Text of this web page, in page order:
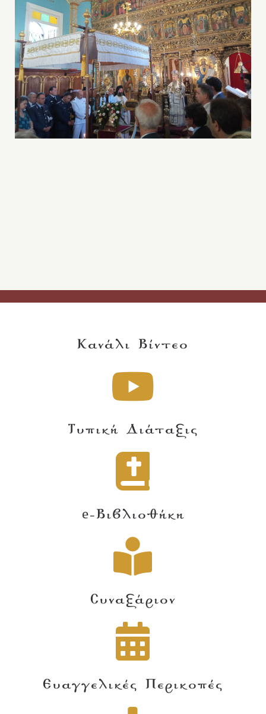
Κανάλι Βίντεο
Τυπική Διάταξις
e-Βιβλιοθήκη
Συναξάριον
Ευαγγελικές Περικοπές